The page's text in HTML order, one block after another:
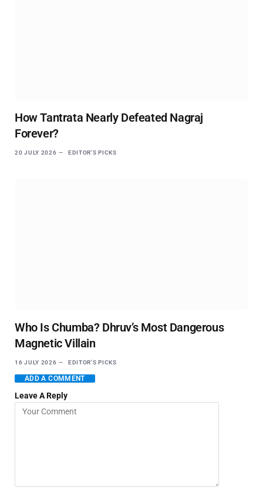
How Tantrata Nearly Defeated Nagraj
Forever?
20 JULY 2026 EDITOR'S PICKS
Who Is Chumba? Dhruv’s Most Dangerous
Magnetic Villain
16 JULY 2026 EDITOR'S PICKS
ADD A COMMENT
Leave A Reply